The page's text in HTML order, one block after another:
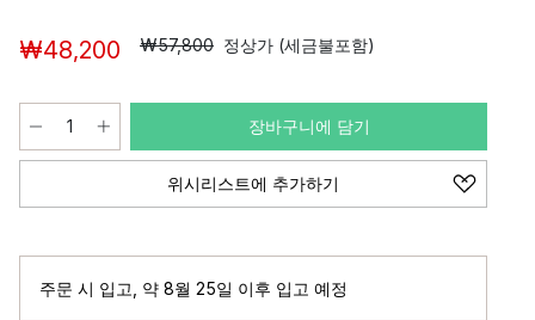
₩48,200 ₩57,800 정상가 (세금불포함)
장바구니에 담기
위시리스트에 추가하기
주문 시 입고 약 8월 25일 이후 입고 예정